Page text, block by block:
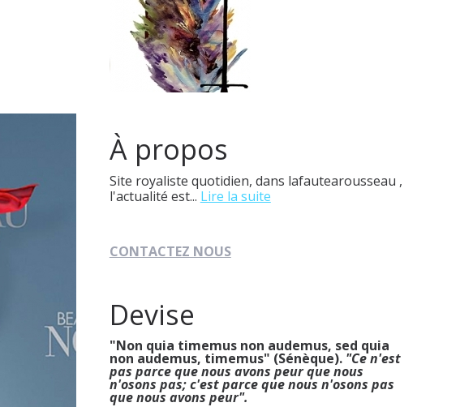
À propos
Site royaliste quotidien, dans lafautearousseau ,
l'actualité est... Lire la suite
CONTACTEZ NOUS
Devise
"Non quia timemus non audemus, sed quia
non audemus, timemus" (Sénèque). "Ce n'est
pas parce que nous avons peur que nous
n'osons pas; c'est parce que nous n'osons pas
que nous avons peur".